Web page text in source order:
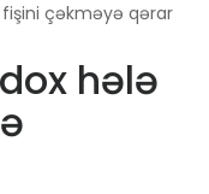
çəkməyə qərar
hələ